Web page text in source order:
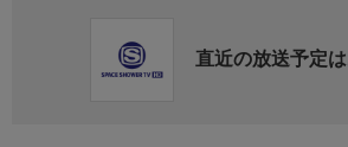
直近の放送予定